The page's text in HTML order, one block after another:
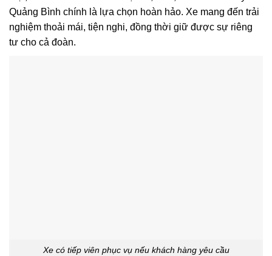
Quảng Bình chính là lựa chọn hoàn hảo. Xe mang đến trải
nghiệm thoải mái, tiện nghi, đồng thời giữ được sự riêng
tư cho cả đoàn.
Xe có tiếp viên phục vụ nếu khách hàng yêu cầu